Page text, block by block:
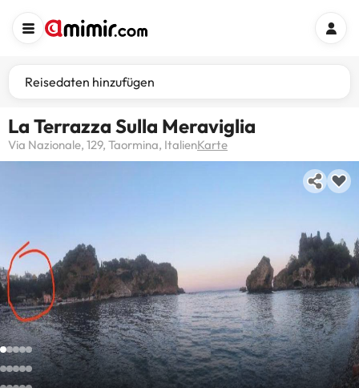
Reisedaten hinzufügen
La Terrazza Sulla Meraviglia
Via Nazionale, 129, Taormina, ItalienKarte